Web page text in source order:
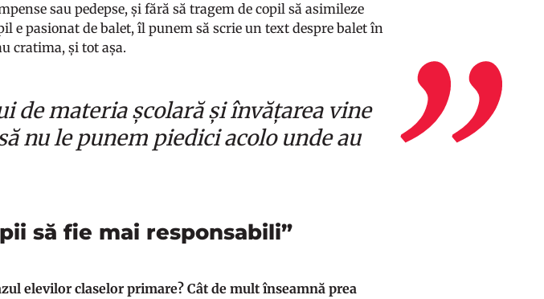
sau pedepse, și fără să tragem de copil să asimileze
e pasionat de balet, îl punem să scrie un text despre balet în
cratima, și tot așa.
de materia școlară și învățarea vine
nu le punem piedici acolo unde au
să fie mai responsabili”
elevilor claselor primare? Cât de mult înseamnă prea